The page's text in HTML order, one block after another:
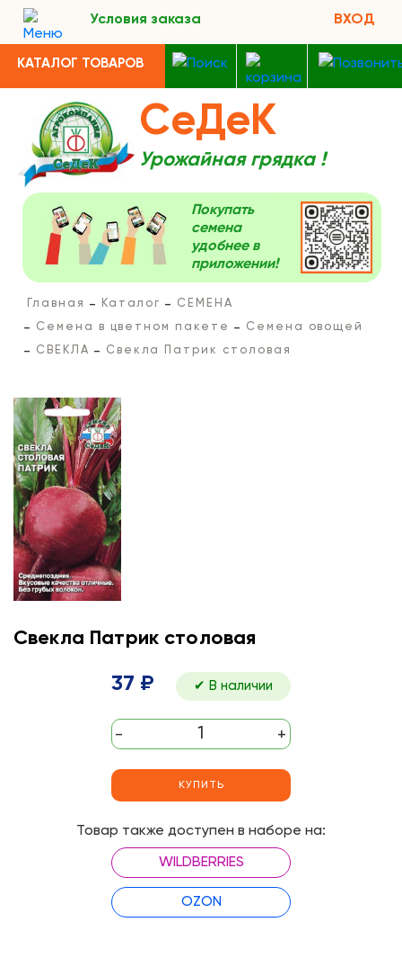
Условия заказа ВХОД
КАТАЛОГ ТОВАРОВ
СеДеК
Урожайная грядка !
Покупать
семена
удобнее в
приложении!
Главная Каталог
СЕМЕНА
Семена в цветном пакете
Семена овощей
СВЕКЛА
Свекла Патрик столовая
Свекла Патрик столовая
37 ₽ ✔ В наличии
- +
КУПИТЬ
Товар также доступен в наборе на:
WILDBERRIES
OZON